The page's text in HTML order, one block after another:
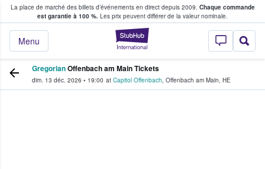
La place de marché des billets d’événements en direct depuis 2009. Chaque commande
est garantie à 100 %. Les prix peuvent différer de la valeur nominale.
StubHub - Où
Menu
fans achètent et vendent des billets
GregorianOffenbach am Main Tickets
dim. 13 déc. 2026 • 19:00 at Capitol Offenbach, Offenbach am Main, HE